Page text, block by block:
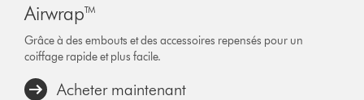
Airwrap™
Grâce à des embouts et des accessoires repensés pour un
coiffage rapide et plus facile.
Acheter maintenant